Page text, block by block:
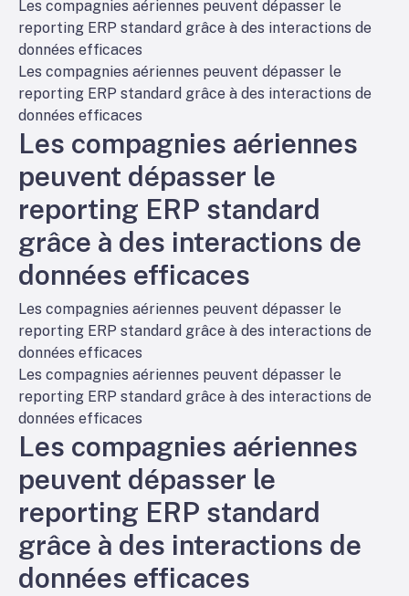
Les compagnies aériennes peuvent dépasser le
reporting ERP standard grâce à des interactions de
données efficaces
Les compagnies aériennes peuvent dépasser le
reporting ERP standard grâce à des interactions de
données efficaces
Les compagnies aériennes
peuvent dépasser le
reporting ERP standard
grâce à des interactions de
données efficaces
Les compagnies aériennes peuvent dépasser le
reporting ERP standard grâce à des interactions de
données efficaces
Les compagnies aériennes peuvent dépasser le
reporting ERP standard grâce à des interactions de
données efficaces
Les compagnies aériennes
peuvent dépasser le
reporting ERP standard
grâce à des interactions de
données efficaces